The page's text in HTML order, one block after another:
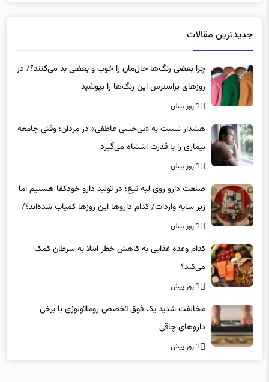
جدیدترین مقالات
چرا بعضی رنگ‌ها حال‌مان را خوب و بعضی بد می‌کنند؟/ در
روزهای پراسترس این رنگ‌ها را بپوشید
1 روز پیش
هشدار نسبت به «بی‌حسی عاطفی» در مردان؛ وقتی جامعه
بیماری را با قدرت اشتباه می‌گیرد
1 روز پیش
صنعت دارو روی لبه تیغ؛ در تولید دارو خودکفا هستیم اما
زیر سایه واردات/ کدام داروها این روزها کمیاب شده‌اند؟/
«کشور سه ماه ذخیره دارویی دارد»
1 روز پیش
کدام وعده غذایی به کاهش خطر ابتلا به سرطان کمک
می‌کند؟
1 روز پیش
مخالفت شدید یک فوق تخصص روماتولوژی با برخی
داروهای چاقی
1 روز پیش